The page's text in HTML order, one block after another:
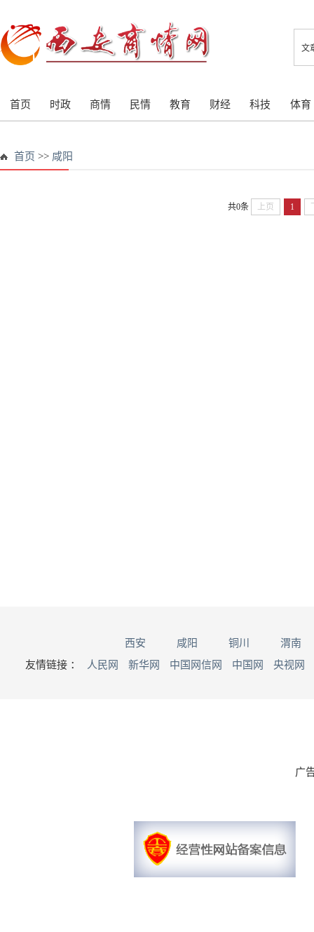
文
首页 时政 商情 民情 教育 财经 科技 体育
首页 >> 咸阳
共0条 上页 1
西安 咸阳 铜川
渭南
友情链接 ：
人民网 新华网 中国网信网 中国网 央视网
广